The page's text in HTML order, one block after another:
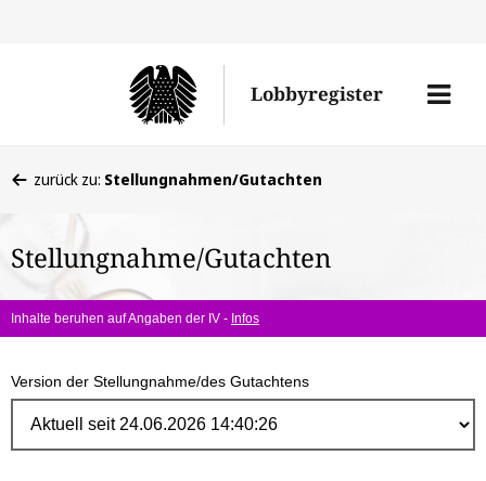
Lobbyregister
Menü
befinden
hier:
zurück zu: Stellungnahmen/Gutachten
Stellungnahme/Gutachten
Inhalte beruhen auf Angaben der IV - Infos
Version der Stellungnahme/des Gutachtens